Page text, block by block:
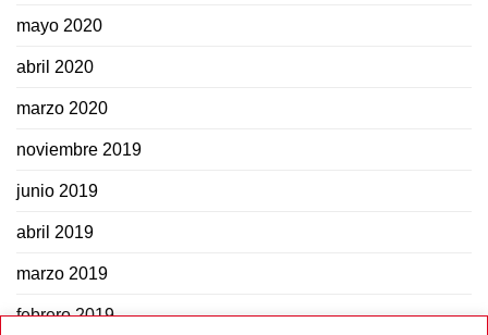
mayo 2020
abril 2020
marzo 2020
noviembre 2019
junio 2019
abril 2019
marzo 2019
febrero 2019